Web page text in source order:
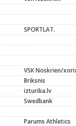
SPORTLAT.
VSK Noskrien/
Briksnis
izturiba.lv
Swedbank
Parums Athletics